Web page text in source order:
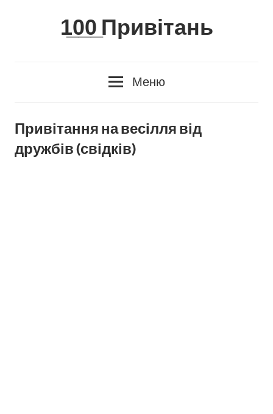
1̲0̲0̲ Привітань
Меню
Привітання на весілля від
дружбів (свідків)